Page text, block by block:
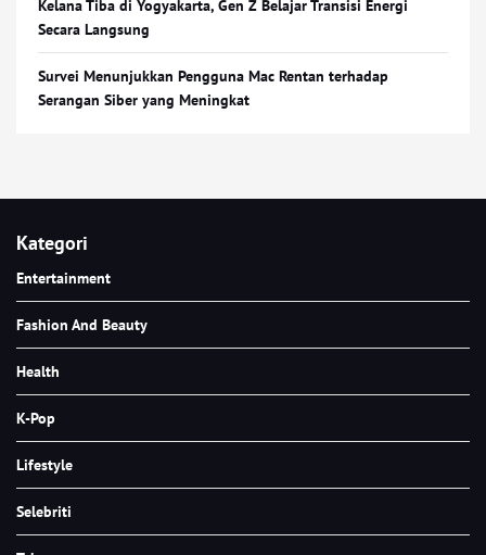
Kelana Tiba di Yogyakarta, Gen Z Belajar Transisi Energi
Secara Langsung
Survei Menunjukkan Pengguna Mac Rentan terhadap
Serangan Siber yang Meningkat
Kategori
Entertainment
Fashion And Beauty
Health
K-Pop
Lifestyle
Selebriti